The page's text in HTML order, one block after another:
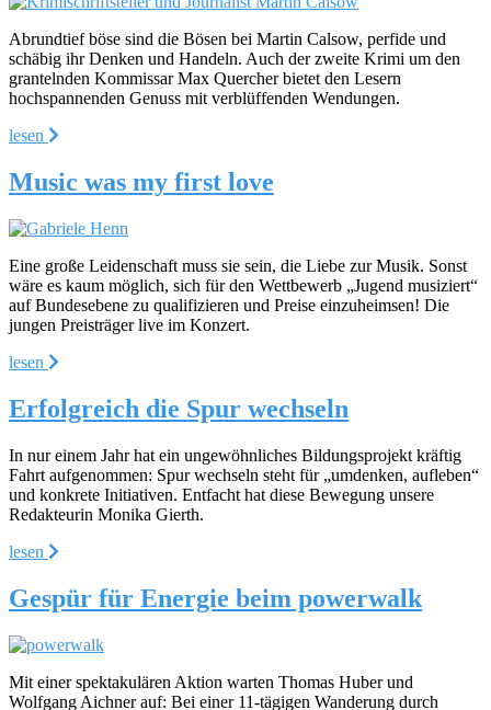
Abrundtief böse sind die Bösen bei Martin Calsow, perfide und
schäbig ihr Denken und Handeln. Auch der zweite Krimi um den
grantelnden Kommissar Max Quercher bietet den Lesern
hochspannenden Genuss mit verblüffenden Wendungen.
lesen
Music was my first love
Eine große Leidenschaft muss sie sein, die Liebe zur Musik. Sonst
wäre es kaum möglich, sich für den Wettbewerb „Jugend musiziert“
auf Bundesebene zu qualifizieren und Preise einzuheimsen! Die
jungen Preisträger live im Konzert.
lesen
Erfolgreich die Spur wechseln
In nur einem Jahr hat ein ungewöhnliches Bildungsprojekt kräftig
Fahrt aufgenommen: Spur wechseln steht für „umdenken, aufleben“
und konkrete Initiativen. Entfacht hat diese Bewegung unsere
Redakteurin Monika Gierth.
lesen
Gespür für Energie beim powerwalk
Mit einer spektakulären Aktion warten Thomas Huber und
Wolfgang Aichner auf: Bei einer 11-tägigen Wanderung durch